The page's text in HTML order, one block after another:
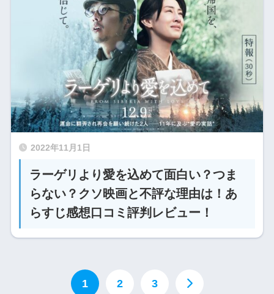
2022年11月1日
ラーゲリより愛を込めて面白い？つま
らない？クソ映画と不評な理由は！あ
らすじ感想口コミ評判レビュー！
1 2 3